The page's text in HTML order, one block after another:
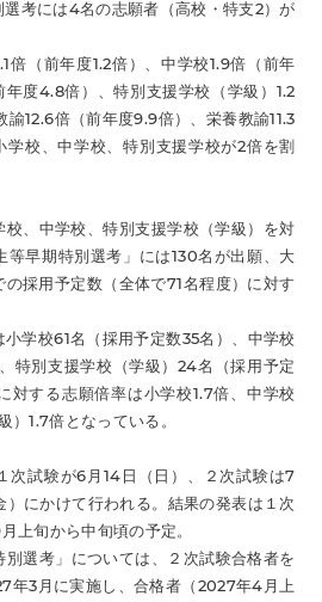
考には4名の志願者（高校・特支2）が
倍（前年度1.2倍）、中学校1.9倍（前年
度4.8倍）、特別支援学校（学級）1.2
諭12.6倍（前年度9.9倍）、栄養教諭11.3
学校、中学校、特別支援学校が2倍を割
、中学校、特別支援学校（学級）を対
等早期特別選考」には130名が出願、大
採用予定数（全体で71名程度）に対す
学校61名（採用予定数35名）、中学校
特別支援学校（学級）24名（採用予定
対する志願倍率は小学校1.7倍、中学校
1.7倍となっている。
次試験が6月14日（日）、２次試験は7
）にかけて行われる。結果の発表は１次
上旬から中旬頃の予定。
選考」については、２次試験合格者を
年3月に実施し、合格者（2027年4月上